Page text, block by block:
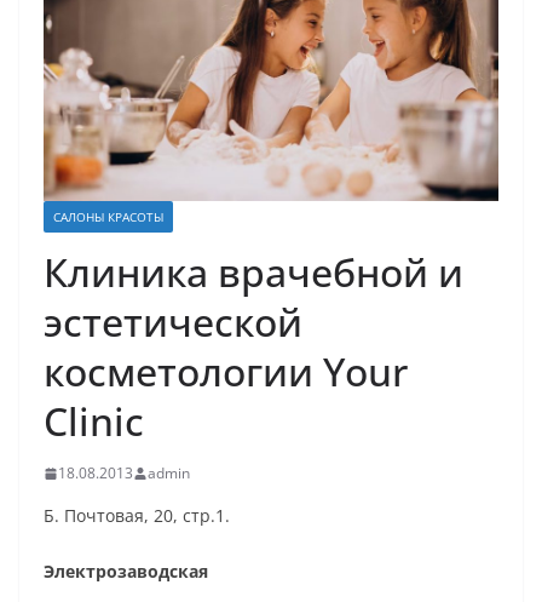
САЛОНЫ КРАСОТЫ
Клиника врачебной и
эстетической
косметологии Your
Clinic
18.08.2013 admin
Б. Почтовая, 20, стр.1.
Электрозаводская